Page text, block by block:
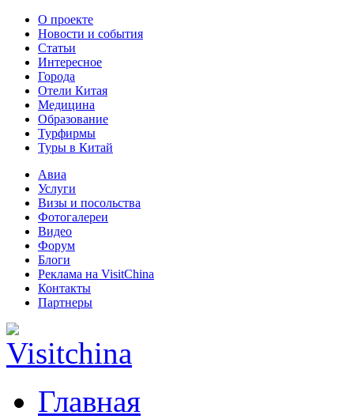
О проекте
Новости и события
Статьи
Интересное
Города
Отели Китая
Медицина
Образование
Турфирмы
Туры в Китай
Авиа
Услуги
Визы и посольства
Фотогалереи
Видео
Форум
Блоги
Реклама на VisitChina
Контакты
Партнеры
Главная